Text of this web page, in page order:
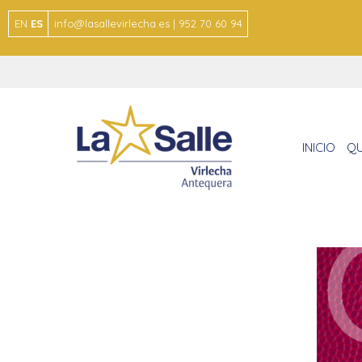
EN ES info@lasallevirlecha.es | 952 70 60 94
INICIO